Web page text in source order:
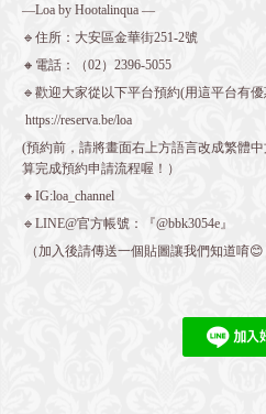
—Loa by Hootalinqua —
🔹住所：大安區金華街251-2號
🔸電話：（02）2396-5055
🔹歡迎大家從以下平台預約(用這平台有
https://reserva.be/loa
(預約前，請將畫面右上方語言改成繁體
算完成預約申請流程喔！）
🔸IG:loa_channel
🔹LINE@官方帳號：『@bbk3054e』
（加入後請傳送一個貼圖讓我們知道唷😊